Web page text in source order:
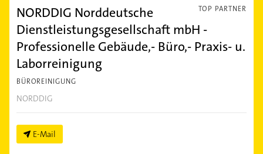
TOP PARTNER
NORDDIG Norddeutsche
Dienstleistungsgesellschaft mbH -
Professionelle Gebäude,- Büro,- Praxis- u.
Laborreinigung
BÜROREINIGUNG
NORDDIG
E-Mail